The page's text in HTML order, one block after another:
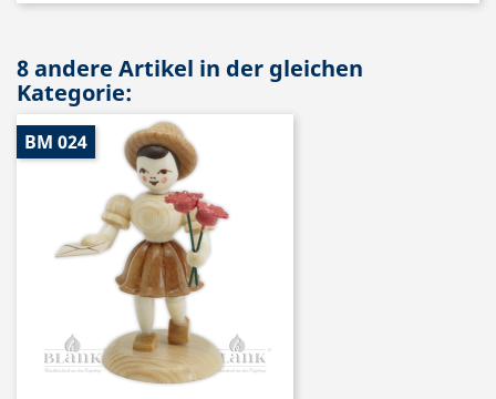
8 andere Artikel in der gleichen
Kategorie:
BM 024